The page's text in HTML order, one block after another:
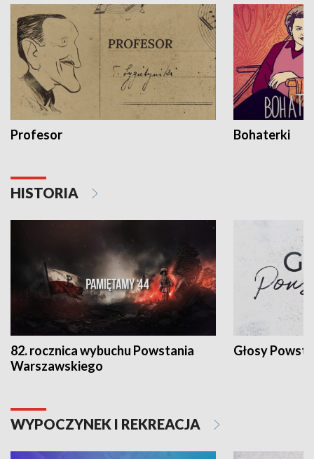
Profesor Bohaterki
HISTORIA
82. rocznica wybuchu Powstania
Warszawskiego
Głosy
WYPOCZYNEK I REKREACJA